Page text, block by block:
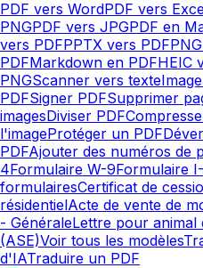
PDF vers WordPDF vers
PNGPDF vers JPGPDF en
vers PDFPPTX vers PDF
PDFMarkdown en PDFHEIC
PNGScanner vers texte
PDFSigner PDFSupprimer
imagesDiviser PDF
l'imageProtéger un PDF
PDFAjouter des numéros de
4Formulaire W-9Formulaire
formulairesCertificat de
résidentielActe de vente de
- GénéraleLettre pour animal
(ASE)Voir tous les modèles
d'IATraduire un PDF